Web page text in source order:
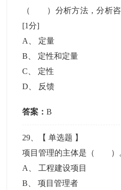
（ ）分析方法，分析咨
[1分]
A
定量
B
定性和定量
C
定性
D
反馈
答案：B
29 、【单选题 】
项目管理的主体是（ ）
A
工程建设项目
B 、项目管理者